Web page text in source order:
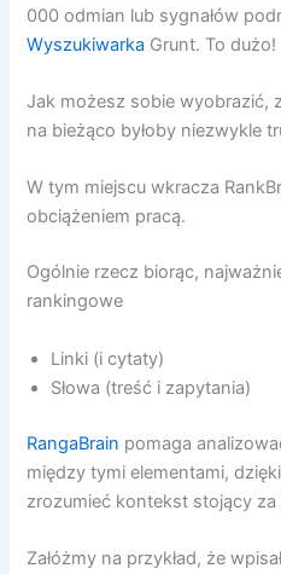
000 odmian lub sygnałów
Wyszukiwarka Grunt. To dużo!
Jak możesz sobie wyobrazić,
na bieżąco byłoby niezwykle
W tym miejscu wkracza
obciążeniem pracą.
Ogólnie rzecz biorąc,
rankingowe
Linki (i cytaty)
Słowa (treść i zapytania)
RangaBrain pomaga
między tymi elementami,
zrozumieć kontekst stojący
Załóżmy na przykład, że